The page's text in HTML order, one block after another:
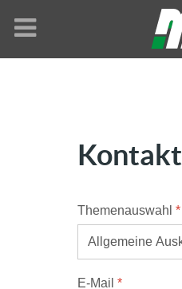
Kontakt
Themenauswahl *
E-Mail *